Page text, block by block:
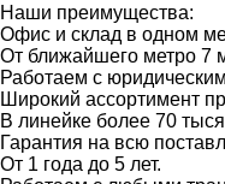
Наши преимущества:
Офис и склад в одном
От ближайшего метро 7
Работаем с
Широкий ассортимент
В линейке более 70
Гарантия на всю
От 1 года до 5 лет.